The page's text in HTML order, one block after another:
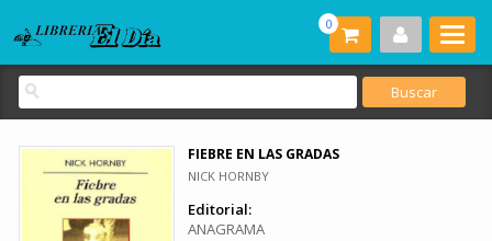
0
FIEBRE EN LAS GRADAS
NICK HORNBY
Editorial:
ANAGRAMA